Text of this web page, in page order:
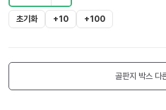
초기화 +10 +100
골판지 박스 다